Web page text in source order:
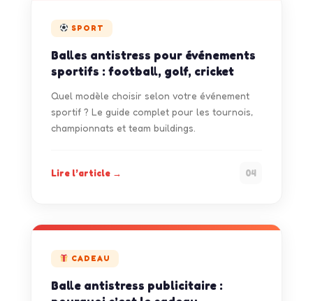
SPORT
Balles antistress pour événements
sportifs : football, golf, cricket
Quel modèle choisir selon votre événement
sportif ? Le guide complet pour les tournois,
championnats et team buildings.
Lire l’article → 04
CADEAU
Balle antistress publicitaire :